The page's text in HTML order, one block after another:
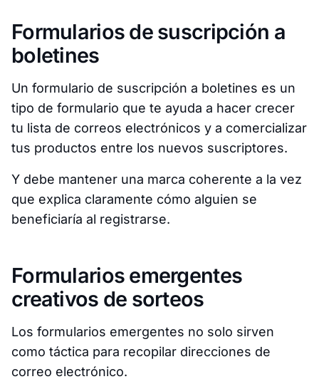
Formularios de suscripción a
boletines
Un formulario de suscripción a boletines es un
tipo de formulario que te ayuda a hacer crecer
tu lista de correos electrónicos y a comercializar
tus productos entre los nuevos suscriptores.
Y debe mantener una marca coherente a la vez
que explica claramente cómo alguien se
beneficiaría al registrarse.
Formularios emergentes
creativos de sorteos
Los formularios emergentes no solo sirven
como táctica para recopilar direcciones de
correo electrónico.